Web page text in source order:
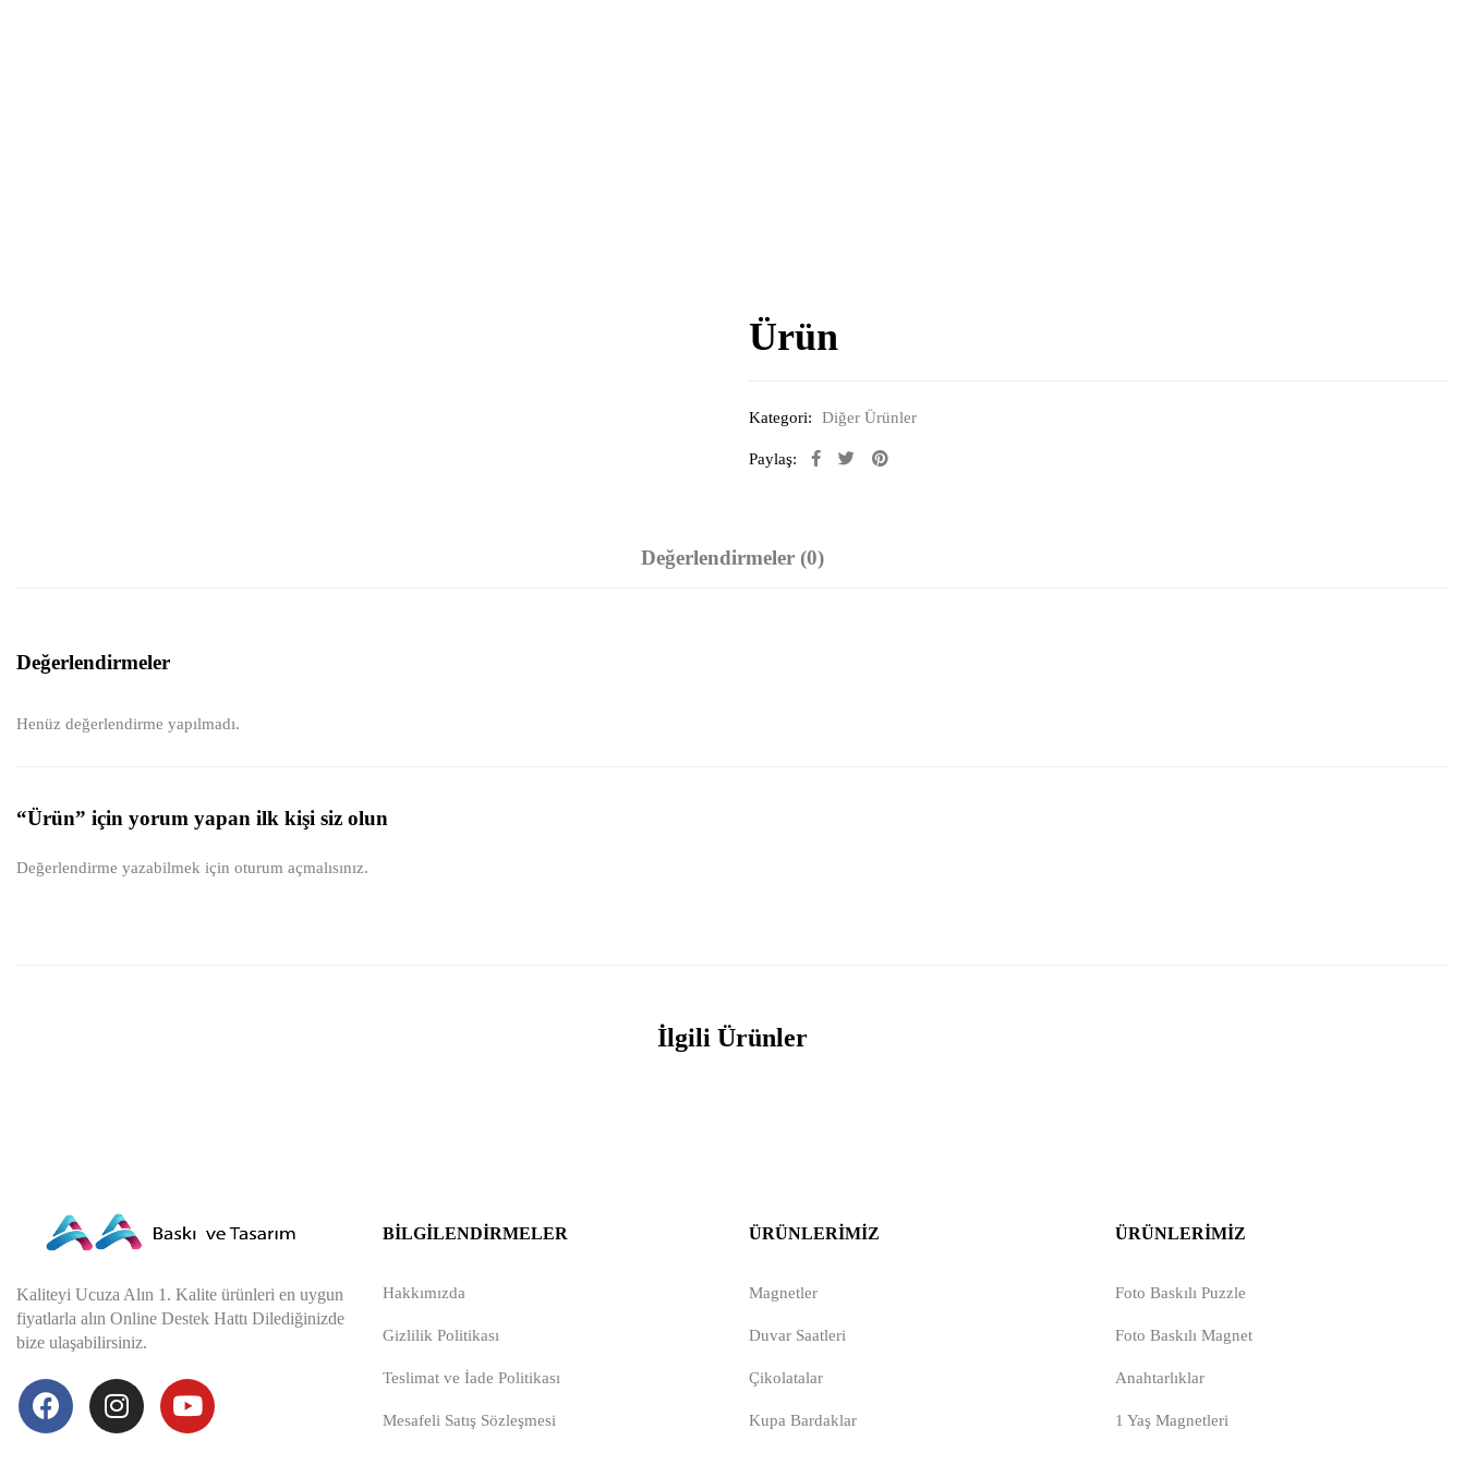
Ürün
Kategori: Diğer Ürünler
Paylaş:
Değerlendirmeler (0)
Değerlendirmeler
Henüz değerlendirme yapılmadı.
“Ürün” için yorum yapan ilk kişi siz olun
Değerlendirme yazabilmek için oturum açmalısınız.
İlgili Ürünler
Kaliteyi Ucuza Alın 1. Kalite ürünleri en uygun
fiyatlarla alın Online Destek Hattı Dilediğinizde
bize ulaşabilirsiniz.
BILGILENDIRMELER
Hakkımızda
Gizlilik Politikası
Teslimat ve İade Politikası
Mesafeli Satış Sözleşmesi
ÜRÜNLERIMIZ
Magnetler
Duvar Saatleri
Çikolatalar
Kupa Bardaklar
ÜRÜNLERIMIZ
Foto Baskılı Puzzle
Foto Baskılı Magnet
Anahtarlıklar
1 Yaş Magnetleri